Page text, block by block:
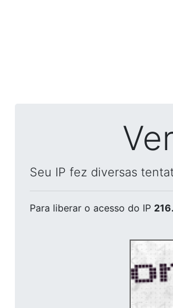
Seu IP fez diversas
Para liberar o acesso do IP